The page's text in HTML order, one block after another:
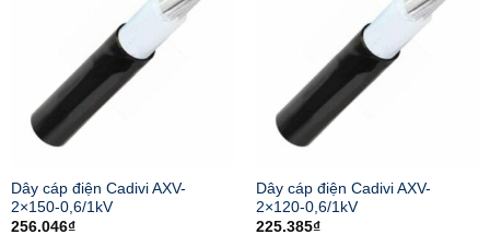
Dây cáp điện Cadivi AXV-
2×150-0,6/1kV
256.046₫
Dây cáp điện Cadivi AXV-
2×120-0,6/1kV
225.385₫